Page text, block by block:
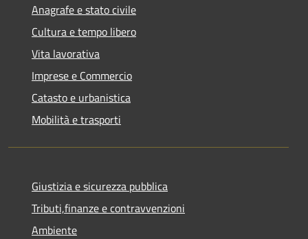
Anagrafe e stato civile
Cultura e tempo libero
Vita lavorativa
Imprese e Commercio
Catasto e urbanistica
Mobilità e trasporti
Giustizia e sicurezza pubblica
Tributi,finanze e contravvenzioni
Ambiente